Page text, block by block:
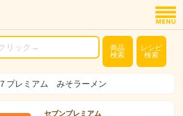
商品
検索
レシピ
検索
７プレミアム みそラーメン
セブンプレミアム